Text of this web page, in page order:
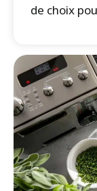
de choix